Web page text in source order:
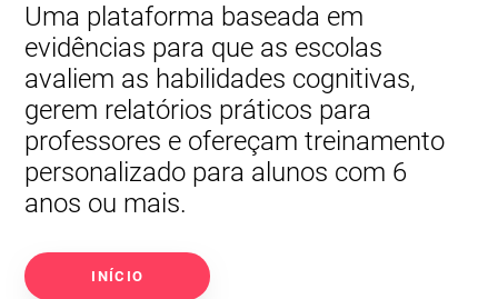
Uma plataforma baseada em
evidências para que as escolas
avaliem as habilidades cognitivas,
gerem relatórios práticos para
professores e ofereçam treinamento
personalizado para alunos com 6
anos ou mais.
INÍCIO